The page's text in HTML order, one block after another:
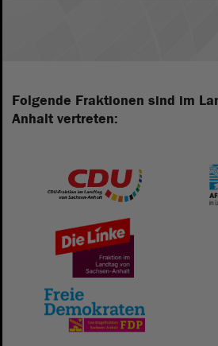
Folgende Fraktionen sind im
Anhalt vertreten: